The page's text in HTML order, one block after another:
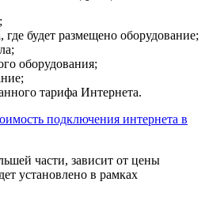
где будет размещено оборудование;
оборудования;
тарифа Интернета.
подключения интернета в
части, зависит от цены
установлено в рамках